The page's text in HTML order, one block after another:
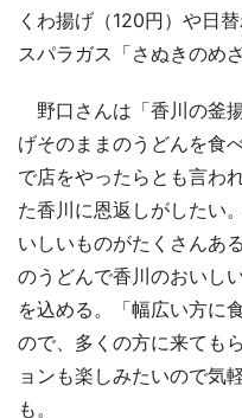
くわ揚げ（120円）や日
スパラガス「さぬきのめ
野口さんは「香川の釜
げそのままのうどんを食
で店をやったらとも言わ
た香川に恩返しがしたい
いしいものがたくさんあ
のうどんで香川のおいし
を込める。「幅広い方に
ので、多くの方に来ても
ョンも楽しみたいので気
も。